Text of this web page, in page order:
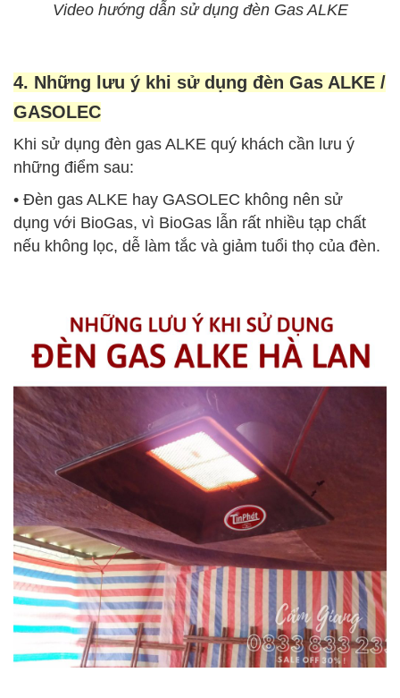
Video hướng dẫn sử dụng đèn Gas ALKE
4. Những lưu ý khi sử dụng đèn Gas ALKE /
GASOLEC
Khi sử dụng đèn gas ALKE quý khách cần lưu ý
những điểm sau:
• Đèn gas ALKE hay GASOLEC không nên sử
dụng với BioGas, vì BioGas lẫn rất nhiều tạp chất
nếu không lọc, dễ làm tắc và giảm tuổi thọ của đèn.